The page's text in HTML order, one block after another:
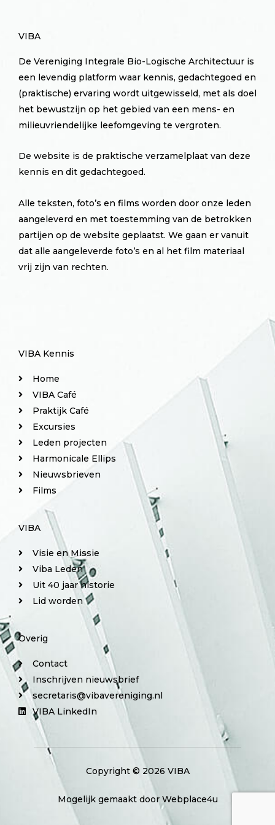
VIBA
De Vereniging Integrale Bio-Logische Architectuur is
een levendig platform waar kennis, gedachtegoed en
(praktische) ervaring wordt uitgewisseld, met als doel
het bewustzijn op het gebied van een mens- en
milieuvriendelijke leefomgeving te vergroten.
De website is de praktische verzamelplaat van deze
kennis en dit gedachtegoed.
Alle teksten, foto’s en films worden door onze leden
aangeleverd en met toestemming van de betrokken
partijen op de website geplaatst. We gaan er vanuit
dat alle aangeleverde foto’s en al het film materiaal
vrij zijn van rechten.
VIBA Kennis
Home
VIBA Café
Praktijk Café
Excursies
Leden projecten
Harmonicale Ellips
Nieuwsbrieven
Films
VIBA
Visie en Missie
Viba Leden
Uit 40 jaar historie
Lid worden
Overig
Contact
Inschrijven nieuwsbrief
secretaris@vibavereniging.nl
VIBA LinkedIn
Copyright © 2026 VIBA
Mogelijk gemaakt door Webplace4u